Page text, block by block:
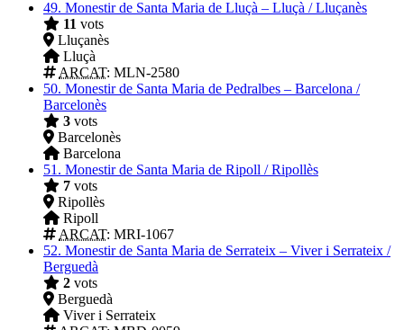
49. Monestir de Santa Maria de Lluçà – Lluçà / Lluçanès
11 vots
Lluçanès
Lluçà
ARCAT: MLN-2580
50. Monestir de Santa Maria de Pedralbes – Barcelona /
Barcelonès
3 vots
Barcelonès
Barcelona
51. Monestir de Santa Maria de Ripoll / Ripollès
7 vots
Ripollès
Ripoll
ARCAT: MRI-1067
52. Monestir de Santa Maria de Serrateix – Viver i Serrateix /
Berguedà
2 vots
Berguedà
Viver i Serrateix